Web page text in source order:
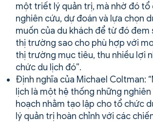
một triết lý quản trị, mà nhờ đó tổ
nghiên cứu, dự đoán và lựa chọn
muốn của du khách để từ đó đem
thị trường sao cho phù hợp với
thị trường mục tiêu, thu nhiều lợi
chức du lịch đó”.
Định nghĩa của Michael Coltman:
lịch là một hệ thống những nghiên
hoạch nhằm tạo lập cho tổ chức
lý quản trị hoàn chỉnh với các